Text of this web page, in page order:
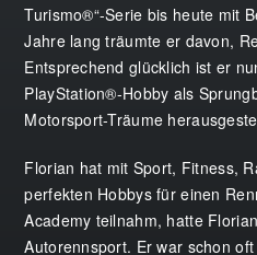
Turismo®“-Serie bis heute mit
Jahre lang träumte er davon,
Entsprechend glücklich ist er
PlayStation®-Hobby als
Motorsport-Träume
Florian hat mit Sport, Fitness,
perfekten Hobbys für einen
Academy teilnahm, hatte
Autorennsport. Er war schon